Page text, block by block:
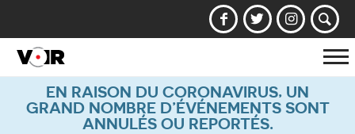
la
EN RAISON DU CORONAVIRUS, UN
GRAND NOMBRE D’ÉVÉNEMENTS SONT
ANNULÉS OU REPORTÉS.